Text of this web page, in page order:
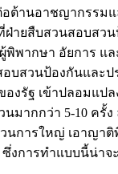
ต้านอาชญากรรม
ฝ่ายสืบสวนสอบสว
พิพากษา อัยการ แ
อบสวนป้องกันและ
งรัฐ เข้าปลอมแป
นมากกว่า 5-10 ครั้
นการใหญ่ เอาญา
งการทำแบบนี้น่าจ